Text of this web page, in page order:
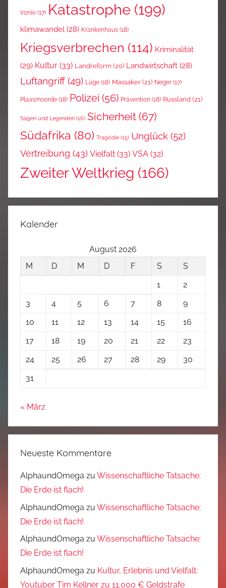
Ironie (17) Katastrophe (199)
klimawandel (28) Krankenhaus (18)
Kriegsverbrechen (114) Kriminalität
(29) Kultur (33) Landreform (20) Landwirtschaft (28)
Luftangriff (49) Lüge (18) Massaker (21) Neger (17)
Plaasmoorde (18) Polizei (56) Prävention (18) Russland (21)
Sagen und Legenden (16) Sicherheit (67)
Südafrika (80) Tragödie (15) Unglück (52)
Vertreibung (43) Vielfalt (33) VSA (32)
Zweiter Weltkrieg (166)
Kalender
August 2026
M
D M D F S
S
1
2
3
4 5 6 7 8
9
10
11 12 13 14 15
16
17
18 19 20 21 22
23
24
25 26 27 28 29
30
31
« März
Neueste Kommentare
AlphaundOmega zu Wissenschaftliche Tatsache:
Die Erde ist flach!
AlphaundOmega zu Wissenschaftliche Tatsache:
Die Erde ist flach!
AlphaundOmega zu Wissenschaftliche Tatsache:
Die Erde ist flach!
AlphaundOmega zu Kultur, Erlebnis und Vielfalt:
Youtuber Tim Kellner zu 11.000 € Geldstrafe